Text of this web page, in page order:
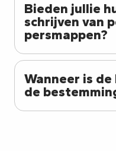
Bieden jullie
schrijven van
persmappen?
Wanneer is
de